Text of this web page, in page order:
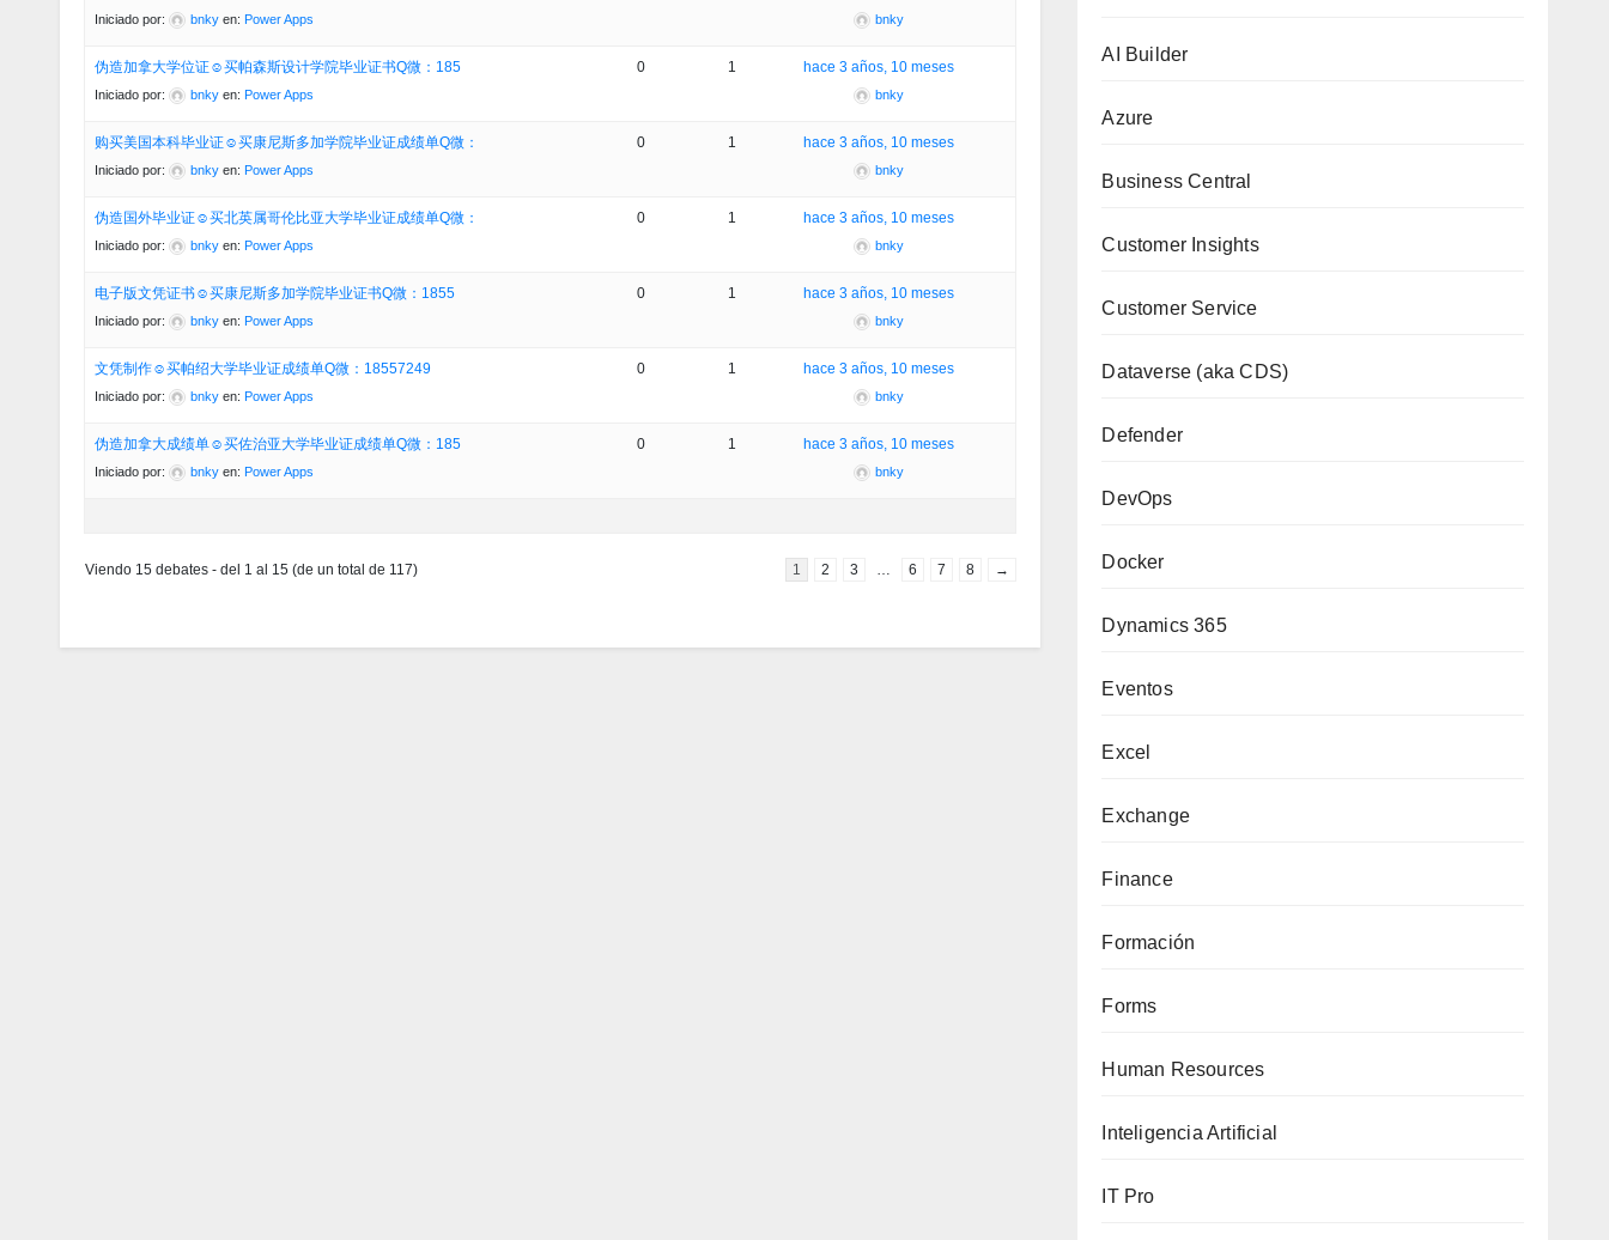
Iniciado por: bnky en: Power Apps bnky
伪造加拿大学位证☺买帕森斯设计学院毕业证书Q微：185
Iniciado por: bnky en: Power Apps
0 1 hace 3 años, 10 meses
bnky
购买美国本科毕业证☺买康尼斯多加学院毕业证成绩单Q微：
Iniciado por: bnky en: Power Apps
0 1 hace 3 años, 10 meses
bnky
伪造国外毕业证☺买北英属哥伦比亚大学毕业证成绩单Q微：
Iniciado por: bnky en: Power Apps
0 1 hace 3 años, 10 meses
bnky
电子版文凭证书☺买康尼斯多加学院毕业证书Q微：1855
Iniciado por: bnky en: Power Apps
0 1 hace 3 años, 10 meses
bnky
文凭制作☺买帕绍大学毕业证成绩单Q微：18557249
Iniciado por: bnky en: Power Apps
0 1 hace 3 años, 10 meses
bnky
伪造加拿大成绩单☺买佐治亚大学毕业证成绩单Q微：185
Iniciado por: bnky en: Power Apps
0 1 hace 3 años, 10 meses
bnky
Viendo 15 debates - del 1 al 15 (de un total de 117) 1 2 3 … 6 7 8 →
AI Builder
Azure
Business Central
Customer Insights
Customer Service
Dataverse (aka CDS)
Defender
DevOps
Docker
Dynamics 365
Eventos
Excel
Exchange
Finance
Formación
Forms
Human Resources
Inteligencia Artificial
IT Pro